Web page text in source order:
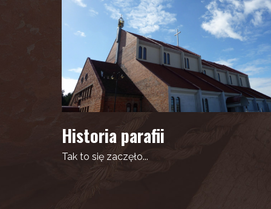
Historia parafii
Tak to się zaczęło...